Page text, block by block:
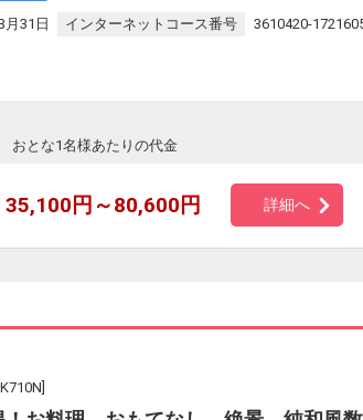
月31日 インターネットコース番号 3610420-
おとな1名様あたりの代金
35,100円～80,600円 詳細へ